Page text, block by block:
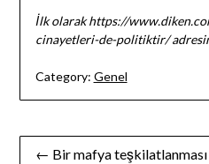
İlk olarak https://
cinayetleri-de-politiktir/
Category: Genel
Yazı← Bir mafya